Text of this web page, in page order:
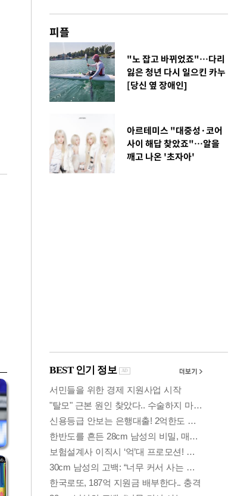
피플
"노 잡고 바뀌었죠"…다리
잃은 청년 다시 일으킨 카누
[당신 옆 장애인]
아르테미스 "대중성·코어
사이 해답 찾았죠"…알을
깨고 나온 '초자아'